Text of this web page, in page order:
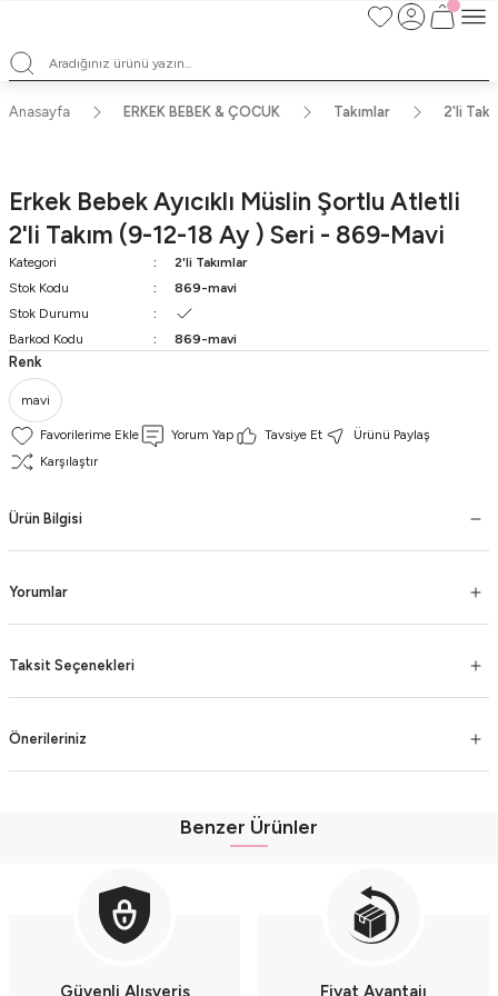
Satışlarımız Toptandır !. Minumum 20 Seridir !. Toptan Fiyatları Görebilmek
Satışlarımız Toptandır !. Minumum 20 Seridir !. Toptan Fiyatları Görebilmek
İçin Üye Olunuz !.
İçin Üye Olunuz !.
Anasayfa ERKEK BEBEK & ÇOCUK Takımlar 2'li
Erkek Bebek Ayıcıklı Müslin Şortlu Atletli
2'li Takım (9-12-18 Ay ) Seri - 869-Mavi
Kategori
2'li Takımlar
Stok Kodu
869-mavi
Stok Durumu
Barkod Kodu
869-mavi
Renk
mavi
Yorum Yap Tavsiye Et
Ürünü Paylaş
Karşılaştır
Ürün Bilgisi
Yorumlar
Taksit Seçenekleri
Önerileriniz
Benzer Ürünler
Organik Pamuklu Kapüşonlu Bebek Yazlık Mavi Şort Takımı (9-12-18 Ay) -
Güvenli Alışveriş Fiyat Avantajı